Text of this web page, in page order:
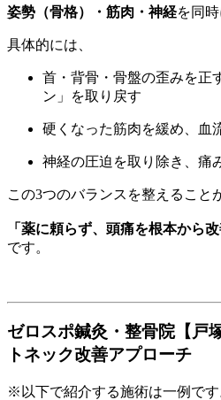
姿勢（骨格）・筋肉・神経を同
具体的には、
首・背骨・骨盤の歪みを正
ン」を取り戻す
硬くなった筋肉を緩め、血
神経の圧迫を取り除き、痛
この3つのバランスを整えること
「薬に頼らず、頭痛を根本から
です。
ゼロスポ鍼灸・整骨院【戸
トネック改善アプローチ
※以下で紹介する施術は一例です